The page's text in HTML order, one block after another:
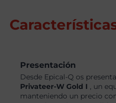
Presentación
Desde Epical-Q os
Privateer-W Gold I , un
manteniendo un precio